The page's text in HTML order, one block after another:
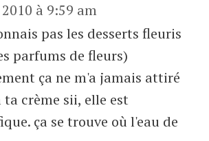
à 9:59 am
pas les desserts fleuris
parfums de fleurs)
ça ne m'a jamais attiré
crème sii, elle est
ça se trouve où l'eau de